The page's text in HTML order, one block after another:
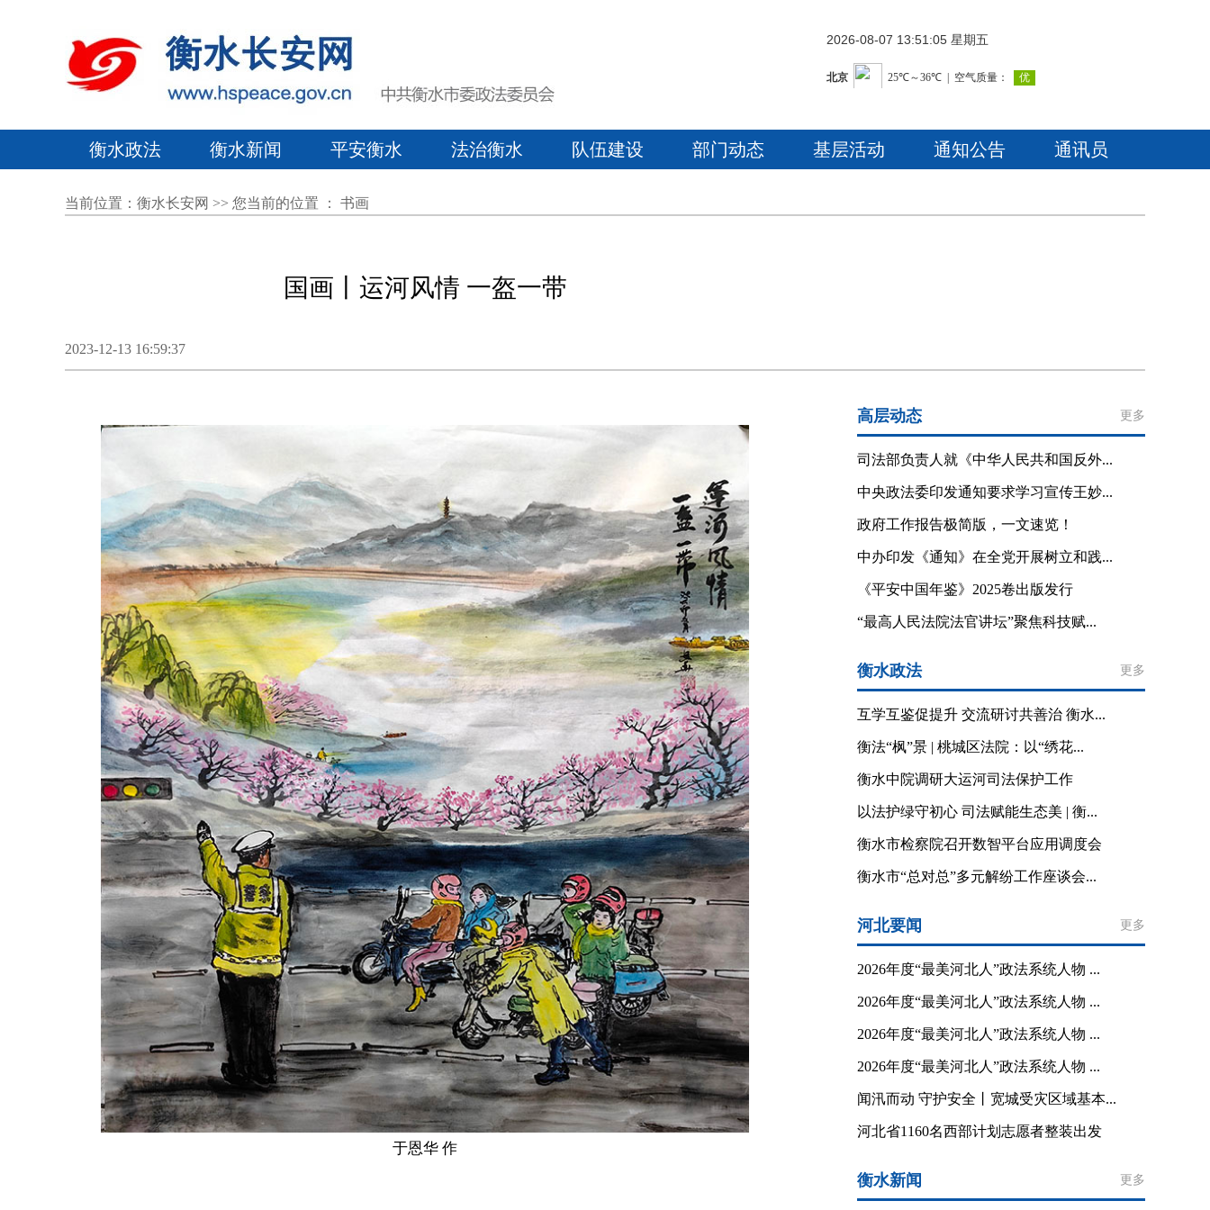
2026-08-07 13:51:06 星期五
衡水政法 衡水新闻 平安衡水 法治衡水 队伍建设 部门动态 基层活动 通知公告 通讯员
当前位置： 衡水长安网 >> 您当前的位置 ： 书画
国画丨运河风情 一盔一带
2023-12-13 16:59:37
于恩华 作
高层动态 更多
司法部负责人就《中华人民共和国反外...
中央政法委印发通知要求学习宣传王妙...
政府工作报告极简版，一文速览！
中办印发《通知》在全党开展树立和践...
《平安中国年鉴》2025卷出版发行
“最高人民法院法官讲坛”聚焦科技赋...
衡水政法 更多
互学互鉴促提升 交流研讨共善治 衡水...
衡法“枫”景 | 桃城区法院：以“绣花...
衡水中院调研大运河司法保护工作
以法护绿守初心 司法赋能生态美 | 衡...
衡水市检察院召开数智平台应用调度会
衡水市“总对总”多元解纷工作座谈会...
河北要闻 更多
2026年度“最美河北人”政法系统人物 ...
2026年度“最美河北人”政法系统人物 ...
2026年度“最美河北人”政法系统人物 ...
2026年度“最美河北人”政法系统人物 ...
闻汛而动 守护安全丨宽城受灾区域基本...
河北省1160名西部计划志愿者整装出发
衡水新闻 更多